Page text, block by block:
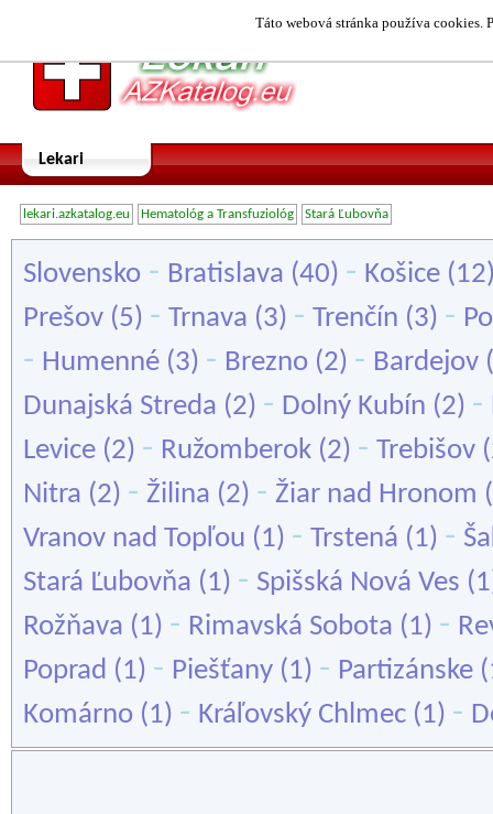
Táto webová stránka používa cookies.
Lekari
lekari.azkatalog.eu Hematológ a Transfuziológ Stará Ľubovňa
Slovensko - Bratislava (40) - Košice
Prešov (5) - Trnava (3) - Trenčín (3) -
- Humenné (3) - Brezno (2) - Bardejov
Dunajská Streda (2) - Dolný Kubín (2) -
Levice (2) - Ružomberok (2) - Trebišov
Nitra (2) - Žilina (2) - Žiar nad Hronom
Vranov nad Topľou (1) - Trstená (1) -
Stará Ľubovňa (1) - Spišská Nová Ves
Rožňava (1) - Rimavská Sobota (1) -
Poprad (1) - Piešťany (1) - Partizánske
Komárno (1) - Kráľovský Chlmec (1) -